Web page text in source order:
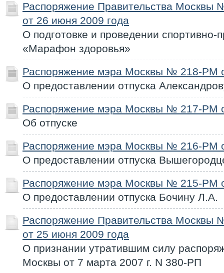
Распоряжение Правительства Москвы
от 26 июня 2009 года
О подготовке и проведении спортивно-
«Марафон здоровья»
Распоряжение мэра Москвы № 218-РМ
О предоставлении отпуска
Распоряжение мэра Москвы № 217-РМ
Об отпуске
Распоряжение мэра Москвы № 216-РМ
О предоставлении отпуска
Распоряжение мэра Москвы № 215-РМ
О предоставлении отпуска Бочину Л.А.
Распоряжение Правительства Москвы
от 25 июня 2009 года
О признании утратившим силу
Москвы от 7 марта 2007 г. N 380-РП